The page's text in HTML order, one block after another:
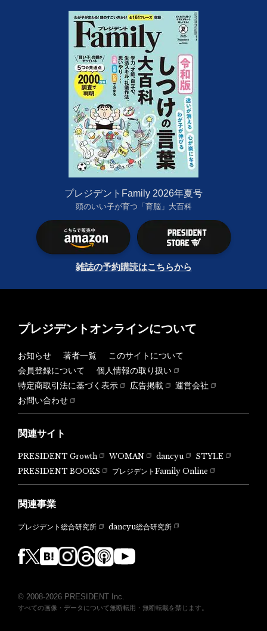
プレジデントFamily 2026年夏号
頭のいい子が育つ「育脳」大百科
雑誌の予約購読はこちらから
プレジデントオンラインについて
お知らせ 著者一覧
このサイトについて
会員登録について
個人情報の取り扱い
特定商取引法に基づく表示
広告掲載
運営会社
お問い合わせ
関連サイト
PRESIDENT Growth WOMAN dancyu
STYLE
PRESIDENT BOOKS
プレジデントFamily Online
関連事業
プレジデント総合研究所 dancyu総合研究所
© 2008-2026 PRESIDENT Inc.
すべての画像・データについて無断転用・無断転載を禁じます。